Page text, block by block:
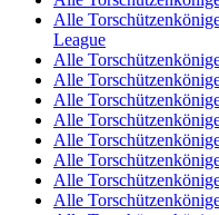
Alle
League
Alle
Alle
Alle
Alle
Alle
Alle
Alle
Alle